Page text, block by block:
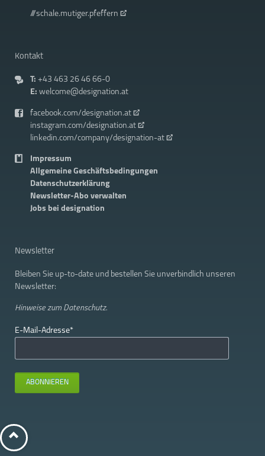
///schale.mutiger.pfeffern
Kontakt
T: +43 463 26 46 66-0
E: welcome@designation.at
facebook.com/designation.at
instagram.com/designation.at
linkedin.com/company/designation-at
Impressum
Allgemeine Geschäftsbedingungen
Datenschutzerklärung
Newsletter-Abo verwalten
Jobs bei designation
Newsletter
Bleiben Sie up-to-date und bestellen Sie unverbindlich unseren
Newsletter:
Hinweise zum Datenschutz.
Pflichtfeld
E-Mail-Adresse*
ABONNIEREN